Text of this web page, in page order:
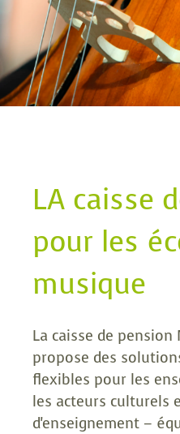
LA caisse
pour les
musique
La caisse de
propose des
flexibles pour les
les acteurs culturels
d'enseignement –